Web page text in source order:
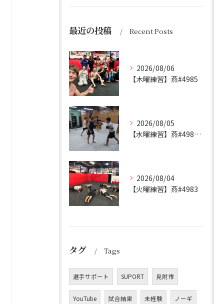
最近の投稿 Recent Posts
2026/08/06
【木曜練習】燕#4985
2026/08/05
【水曜練習】燕#4984見附#492
2026/08/04
【火曜練習】燕#4983
タグ Tags
選手サポート SUPORT 見附市
YouTube 試合結果 未経験 ノーギ